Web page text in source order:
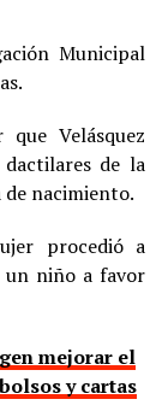
Municipal
Velásquez
de la
nacimiento.
procedió a
un niño a favor
mejorar el
y cartas